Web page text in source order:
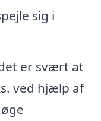
sig i
er svært at
ved hjælp af